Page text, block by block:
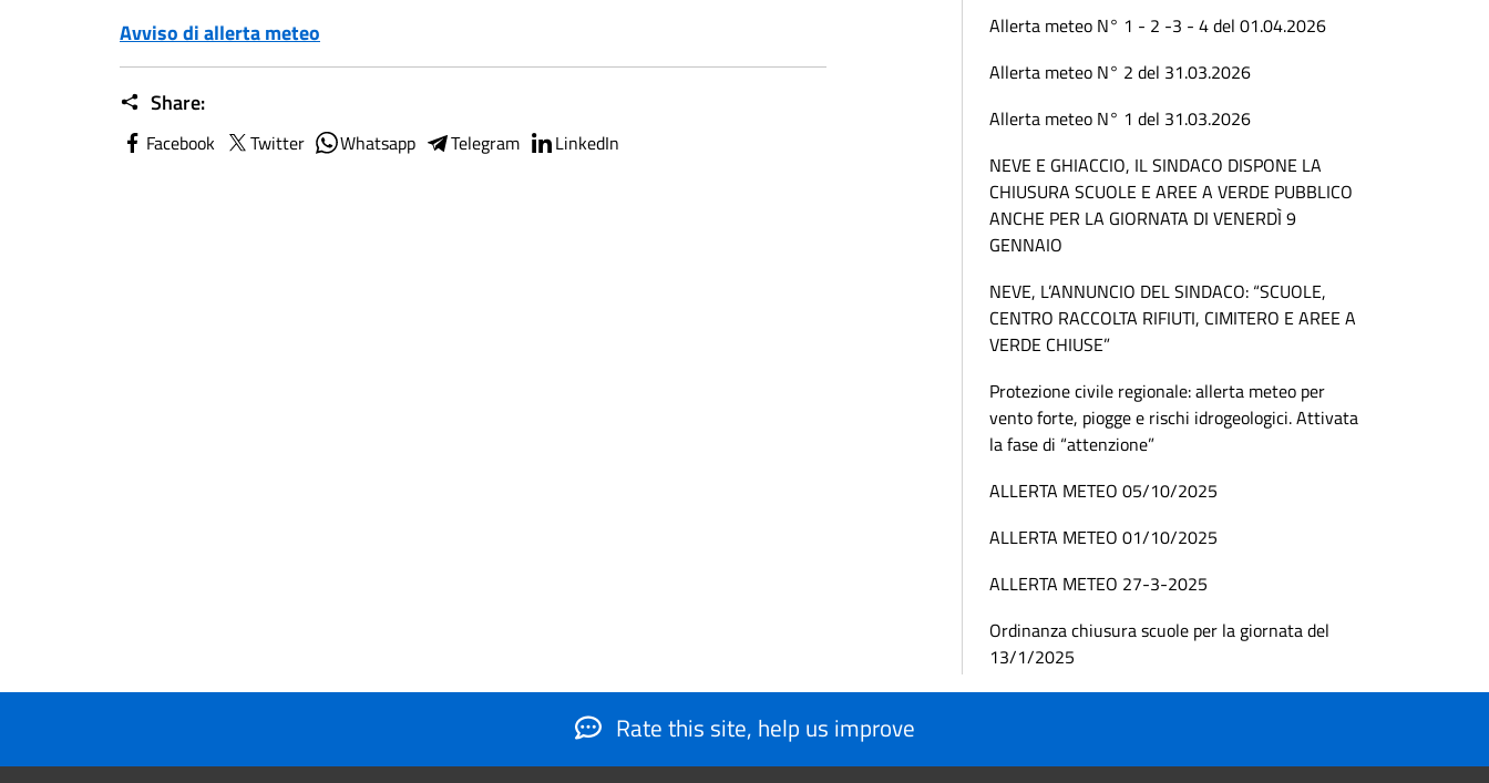
Avviso di allerta meteo
Share:
Facebook Twitter Whatsapp Telegram LinkedIn
Allerta meteo N° 1 - 2 -3 - 4 del 01.04.2026
Allerta meteo N° 2 del 31.03.2026
Allerta meteo N° 1 del 31.03.2026
NEVE E GHIACCIO, IL SINDACO DISPONE LA
CHIUSURA SCUOLE E AREE A VERDE PUBBLICO
ANCHE PER LA GIORNATA DI VENERDÌ 9
GENNAIO
NEVE, L’ANNUNCIO DEL SINDACO: “SCUOLE,
CENTRO RACCOLTA RIFIUTI, CIMITERO E AREE A
VERDE CHIUSE”
Protezione civile regionale: allerta meteo per
vento forte, piogge e rischi idrogeologici. Attivata
la fase di “attenzione”
ALLERTA METEO 05/10/2025
ALLERTA METEO 01/10/2025
ALLERTA METEO 27-3-2025
Ordinanza chiusura scuole per la giornata del
13/1/2025
Rate this site, help us improve